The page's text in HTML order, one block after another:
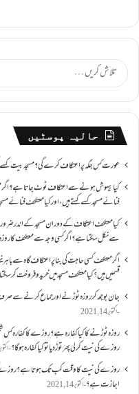
حالیہ پوسٹیں
عورت کس جگہ پر اعتکاف کرے گی؟مسجد بیت کسے
کیا بیہوش ہونے سے اعتکاف ٹوٹ جاتا ہے؟ اگر
فنائے مسجد کسے کہتے ہیں ، اور کیا معتکف فنائے
کیا معتکف اعتکاف کے دوران مسجد کے اندر
سے نکل سکتا ہے؟ اگر کسی وجہ سے معتکف کا
اگر معتکف کسی حاجت کی بنا پر اعتکاف گاہ سے
قسمیں ہیں؟کیا معتکف مسجد میں خرید و فروخت کر
جان بوجھ کر روزہ ٹوڑنے اور جماع کرنے سے
اکتوبر 14, 2021
روزہ ٹوڑنے کا کیا کفارہ ہے؟روزے کا کفارہ
روزے کی نیت کر لی پھر توڑ دیا تو کیا کفارہ ہو گا؟ اکتوبر
روزے کی نیت کا وقت کب تک ہوتا ہے؟ روزے
اجازت ہے؟ اکتوبر 14, 2021